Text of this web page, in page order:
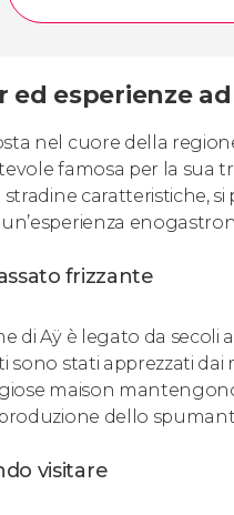
ed esperienze
nel cuore della
famosa per la sua
stradine caratteristiche,
frizzante
di Aÿ è legato da secoli
sono stati apprezzati dai
maison
dello
visitare